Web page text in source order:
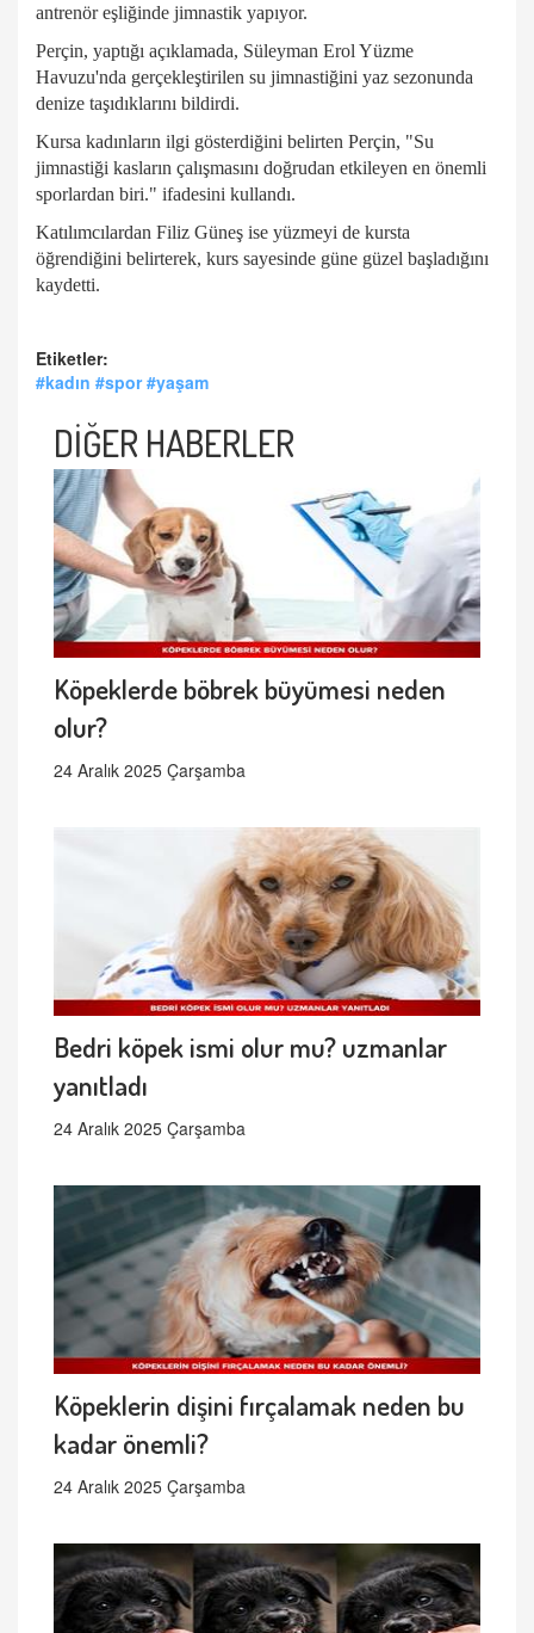
antrenör eşliğinde jimnastik yapıyor.
Perçin, yaptığı açıklamada, Süleyman Erol Yüzme
Havuzu'nda gerçekleştirilen su jimnastiğini yaz sezonunda
denize taşıdıklarını bildirdi.
Kursa kadınların ilgi gösterdiğini belirten Perçin, "Su
jimnastiği kasların çalışmasını doğrudan etkileyen en önemli
sporlardan biri." ifadesini kullandı.
Katılımcılardan Filiz Güneş ise yüzmeyi de kursta
öğrendiğini belirterek, kurs sayesinde güne güzel başladığını
kaydetti.
Etiketler:
#kadın #spor #yaşam
DİĞER HABERLER
Köpeklerde böbrek büyümesi neden
olur?
24 Aralık 2025 Çarşamba
Bedri köpek ismi olur mu? uzmanlar
yanıtladı
24 Aralık 2025 Çarşamba
Köpeklerin dişini fırçalamak neden bu
kadar önemli?
24 Aralık 2025 Çarşamba